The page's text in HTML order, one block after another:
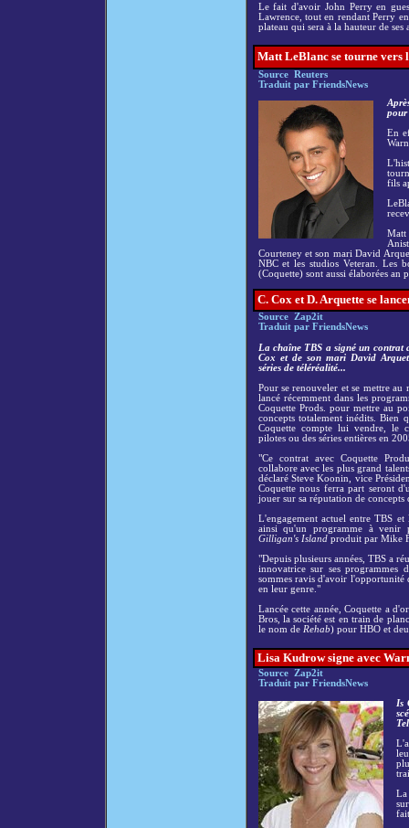
Le fait d'avoir John Perry en
Lawrence, tout en rendant Perry
plateau qui sera à la hauteur de ses
Matt LeBlanc se tourne vers
Source Reuters
Traduit par FriendsNews
pour
En
fils
Matt
Courteney et son mari David
NBC et les studios Veteran. Les
(Coquette) sont aussi élaborées an
C. Cox et D. Arquette se
Source Zap2it
Traduit par FriendsNews
La chaîne TBS a signé un contrat
Cox et de son mari David
séries de téléréalité...
Pour se renouveler et se mettre au
lancé récemment dans les
Coquette Prods. pour mettre au
concepts totalement inédits. Bien
Coquette compte lui vendre, le
pilotes ou des séries entières en
"Ce contrat avec Coquette
collabore avec les plus grand
déclaré Steve Koonin, vice
Coquette nous ferra part seront
jouer sur sa réputation de
L'engagement actuel entre TBS
ainsi qu'un programme à venir
Gilligan's Island produit par Mike
"Depuis plusieurs années, TBS a
innovatrice sur ses programmes
sommes ravis d'avoir l'opportunité
en leur genre."
Lancée cette année, Coquette a
Bros, la société est en train de
le nom deRehab) pour HBO et
Lisa Kudrow signe avec
Source Zap2it
Traduit par FriendsNews
Is
La